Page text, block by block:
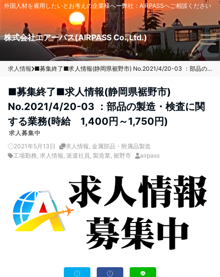
外国人材を雇用したいとお考えの企業様へー弊社：AIRPASSへご相談ください
株式会社エアーパス(AIRPASS Co.,Ltd.)
Menu
求人情報 ■募集終了■求人情報(静岡県裾野市) No.2021/4/20-03 ：部品の製造・検査に関する業務(時給 1,400円～1,750円)
■募集終了■求人情報(静岡県裾野市)
No.2021/4/20-03 ：部品の製造・検査に関
する業務(時給 1,400円～1,750円)
求人募集中
2021年5月13日
求人情報, 金属部品・附属品製造
工場勤務, 求人情報, 派遣社員, 製造業, 裾野市 airpass